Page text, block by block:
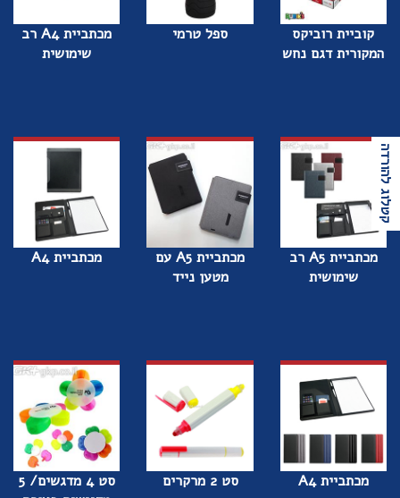
קטלוג להורדה
קוביית רוביקס
המקורית דגם נחש
ספל טרמי
מכתביית A4 רב
שימושית
מכתביית A5 רב
שימושית
מכתביית A5 עם
מטען נייד
מכתביית A4
מכתביית A4 סט 2 מרקרים
סט 4 מדגשים/ 5